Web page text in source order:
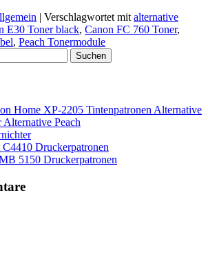
| Verschlagwortet mit alternative
E30 Toner black, Canon FC 760 Toner,
, Peach Tonermodule
Home XP-2205 Tintenpatronen Alternative
Peach
Druckerpatronen
5150 Druckerpatronen